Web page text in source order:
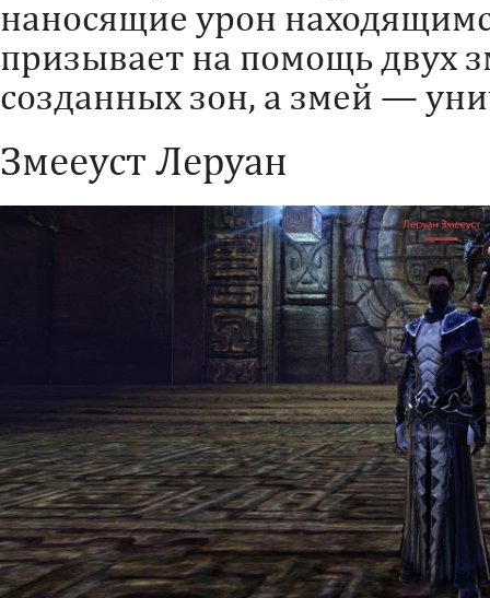
наносящие урон
призывает на помощь двух
созданных зон, а змей —
Змееуст Леруан